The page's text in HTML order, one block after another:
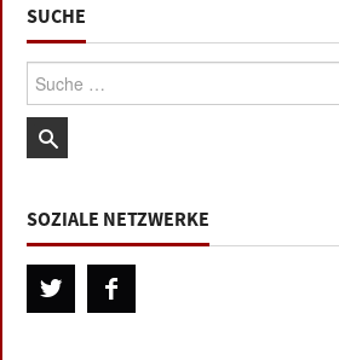
SUCHE
Suche:
SOZIALE NETZWERKE